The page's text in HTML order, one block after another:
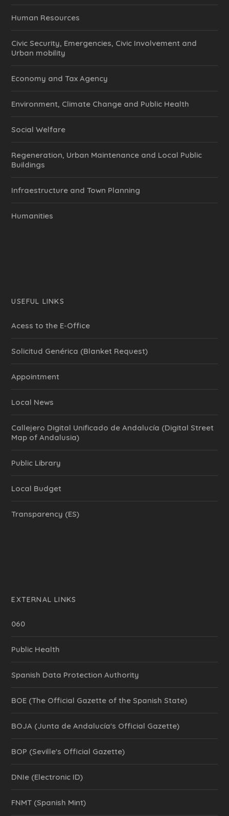
Human Resources
Civic Security, Emergencies, Civic Involvement and
Urban mobility
Economy and Tax Agency
Environment, Climate Change and Public Health
Social Welfare
Regeneration, Urban Maintenance and Local Public
Buildings
Infraestructure and Town Planning
Humanities
USEFUL LINKS
Acess to the E-Office
Solicitud Genérica (Blanket Request)
Appointment
Local News
Callejero Digital Unificado de Andalucía (Digital Street
Map of Andalusia)
Public Library
Local Budget
Transparency (ES)
EXTERNAL LINKS
060
Public Health
Spanish Data Protection Authority
BOE (The Official Gazette of the Spanish State)
BOJA (Junta de Andalucía's Official Gazette)
BOP (Seville's Official Gazette)
DNIe (Electronic ID)
FNMT (Spanish Mint)